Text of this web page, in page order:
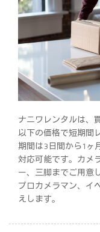
ナニワレンタルは、
以下の価格で短期間
期間は3日間から1ヶ
対応可能です。カメ
ー、三脚までご用意
プロカメラマン、イ
えします。